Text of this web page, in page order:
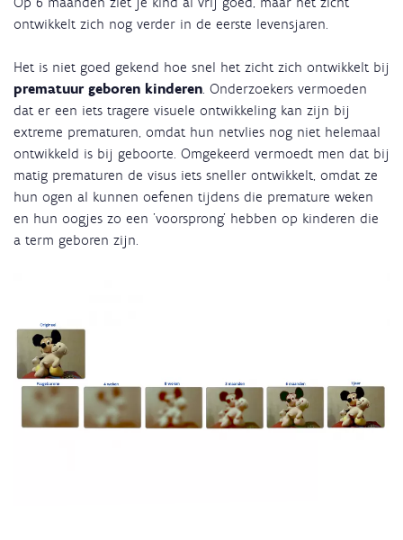
ontwikkelt zich nog verder in de eerste levensjaren.
Het is niet goed gekend hoe snel het zicht zich ontwikkelt bij
prematuur geboren kinderen . Onderzoekers vermoeden
dat er een iets tragere visuele ontwikkeling kan zijn bij
extreme prematuren, omdat hun netvlies nog niet helemaal
ontwikkeld is bij geboorte. Omgekeerd vermoedt men dat bij
matig prematuren de visus iets sneller ontwikkelt, omdat ze
hun ogen al kunnen oefenen tijdens die premature weken
en hun oogjes zo een 'voorsprong' hebben op kinderen die
a term geboren zijn.